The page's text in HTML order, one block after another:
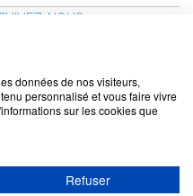
SUIVEZ-NOUS
NOTRE BLOG
données de nos visiteurs,
personnalisé et vous faire vivre
sur les cookies que
Refuser